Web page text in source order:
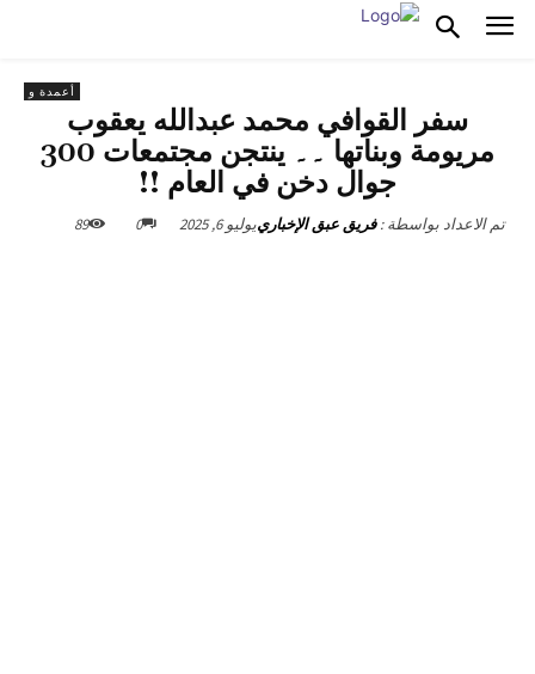
أعمدة و
سفر القوافي محمد عبدالله يعقوب
مريومة وبناتها ۔۔ ينتجن مجتمعات 300
جوال دخن في العام !!
تم الاعداد بواسطة : فريق عبق الإخبارييوليو 6, 2025 0
89